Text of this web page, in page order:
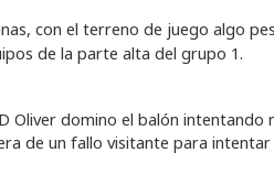
con el terreno de juego algo
de la parte alta del grupo 1.
Oliver domino el balón intentando
de un fallo visitante para